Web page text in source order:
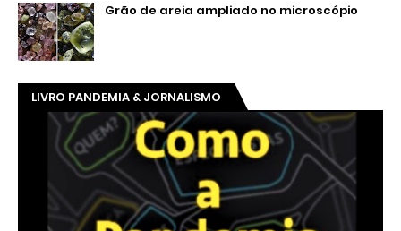
Grão de areia ampliado no microscópio
LIVRO PANDEMIA & JORNALISMO